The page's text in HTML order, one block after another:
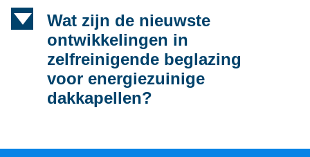
d
Wat zijn de nieuwste
ontwikkelingen in
zelfreinigende beglazing
voor energiezuinige
dakkapellen?